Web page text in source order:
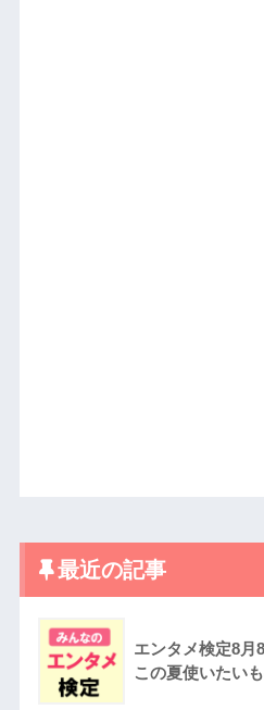
最近の記事
エンタメ検定8月
この夏使いたい